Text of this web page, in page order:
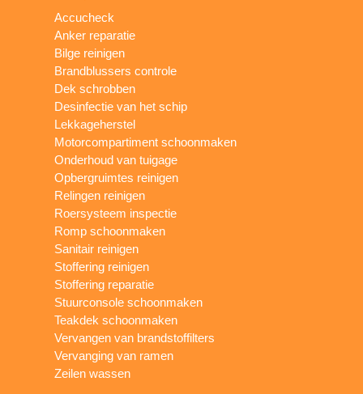
Accucheck
Anker reparatie
Bilge reinigen
Brandblussers controle
Dek schrobben
Desinfectie van het schip
Lekkageherstel
Motorcompartiment schoonmaken
Onderhoud van tuigage
Opbergruimtes reinigen
Relingen reinigen
Roersysteem inspectie
Romp schoonmaken
Sanitair reinigen
Stoffering reinigen
Stoffering reparatie
Stuurconsole schoonmaken
Teakdek schoonmaken
Vervangen van brandstoffilters
Vervanging van ramen
Zeilen wassen